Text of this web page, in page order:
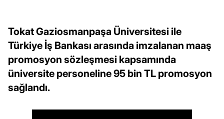
Tokat Gaziosmanpaşa Üniversitesi ile
Türkiye İş Bankası arasında imzalanan maaş
promosyon sözleşmesi kapsamında
üniversite personeline 95 bin TL promosyon
sağlandı.